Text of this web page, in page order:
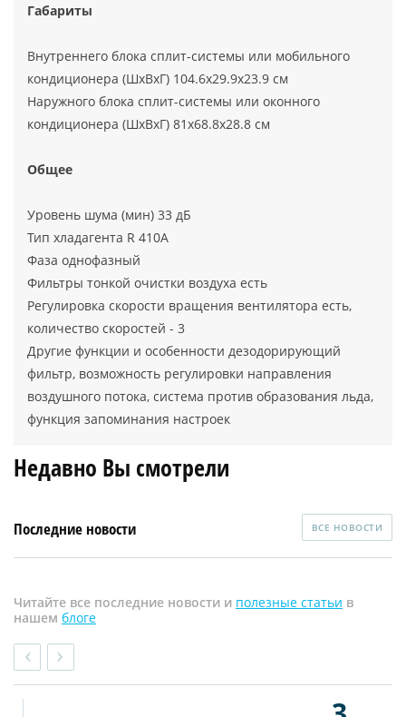
Габариты
Внутреннего блока сплит-системы или мобильного
кондиционера (ШxВxГ) 104.6x29.9x23.9 см
Наружного блока сплит-системы или оконного
кондиционера (ШxВxГ) 81x68.8x28.8 см
Общее
Уровень шума (мин) 33 дБ
Тип хладагента R 410A
Фаза однофазный
Фильтры тонкой очистки воздуха есть
Регулировка скорости вращения вентилятора есть,
количество скоростей - 3
Другие функции и особенности дезодорирующий
фильтр, возможность регулировки направления
воздушного потока, система против образования льда,
функция запоминания настроек
Недавно Вы смотрели
Последние новости ВСЕ НОВОСТИ
Читайте все последние новости и полезные статьи в
нашем блоге